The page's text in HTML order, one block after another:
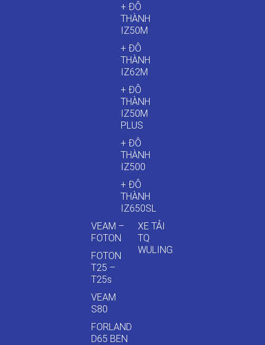
+ ĐÔ
THÀNH
IZ50M
+ ĐÔ
THÀNH
IZ62M
+ ĐÔ
THÀNH
IZ50M
PLUS
+ ĐÔ
THÀNH
IZ500
+ ĐÔ
THÀNH
IZ650SL
VEAM –
FOTON
FOTON
T25 –
T25s
VEAM
S80
FORLAND
D65 BEN
XE TẢI
TQ
WULING